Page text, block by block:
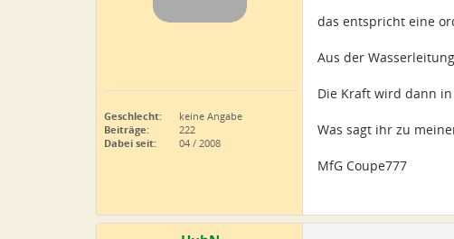
Geschlecht:
keine Angabe
Beiträge:
222
Dabei seit:
04 / 2008
das entspricht eine
Aus der
Die Kraft wird dann
Was sagt ihr zu
MfG Coupe777